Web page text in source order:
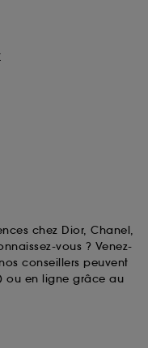
chez Dior, Chanel,
vous ? Venez-
conseillers peuvent
ou en ligne grâce au